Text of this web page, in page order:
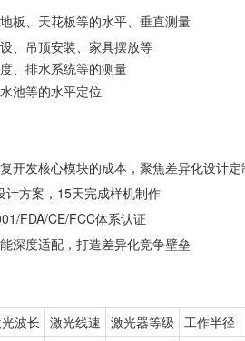
板、天花板等的水平、垂直测量
、吊顶安装、家具摆放等
、排水系统等的测量
池等的水平定位
开发核心模块的成本，聚焦差异化设计定
计方案，15天完成样机制作
FDA/CE/FCC体系认证
深度适配，打造差异化竞争壁垒
波长 激光线速 激光器等级 工作半径